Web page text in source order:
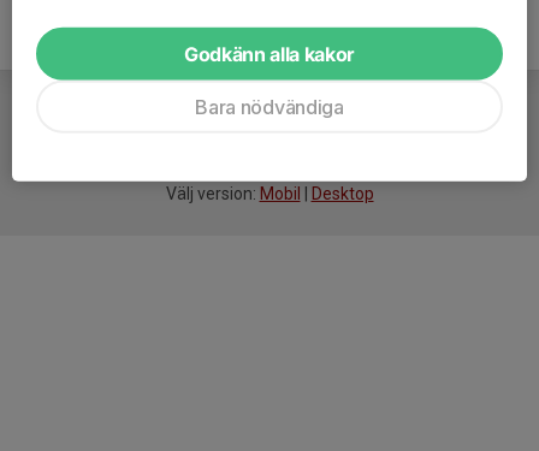
Välj version: Mobil Desktop
Godkänn alla kakor
Bara nödvändiga